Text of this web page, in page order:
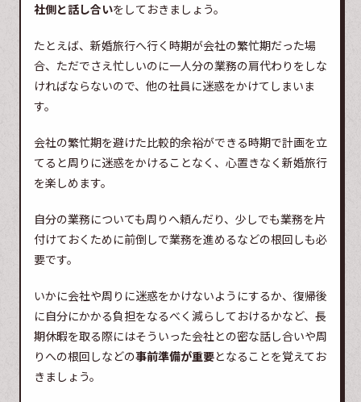
社側と話し合いをしておきましょう。
たとえば、新婚旅行へ行く時期が会社の繁忙期だった場
合、ただでさえ忙しいのに一人分の業務の肩代わりをしな
ければならないので、他の社員に迷惑をかけてしまいま
す。
会社の繁忙期を避けた比較的余裕ができる時期で計画を立
てると周りに迷惑をかけることなく、心置きなく新婚旅行
を楽しめます。
自分の業務についても周りへ頼んだり、少しでも業務を片
付けておくために前倒しで業務を進めるなどの根回しも必
要です。
いかに会社や周りに迷惑をかけないようにするか、復帰後
に自分にかかる負担をなるべく減らしておけるかなど、長
期休暇を取る際にはそういった会社との密な話し合いや周
りへの根回しなどの事前準備が重要となることを覚えてお
きましょう。